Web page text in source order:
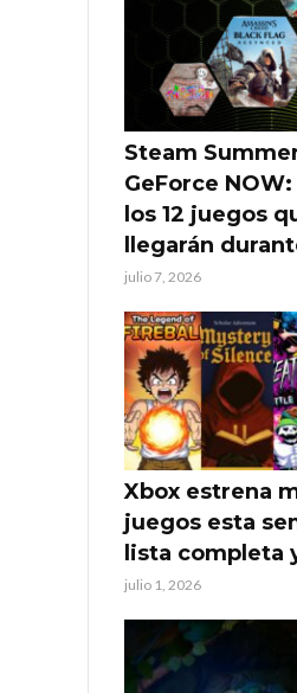
Steam
GeForce
los 12 juegos
llegarán
julio 7, 2026
Xbox estrena
juegos esta
lista completa
julio 1, 2026